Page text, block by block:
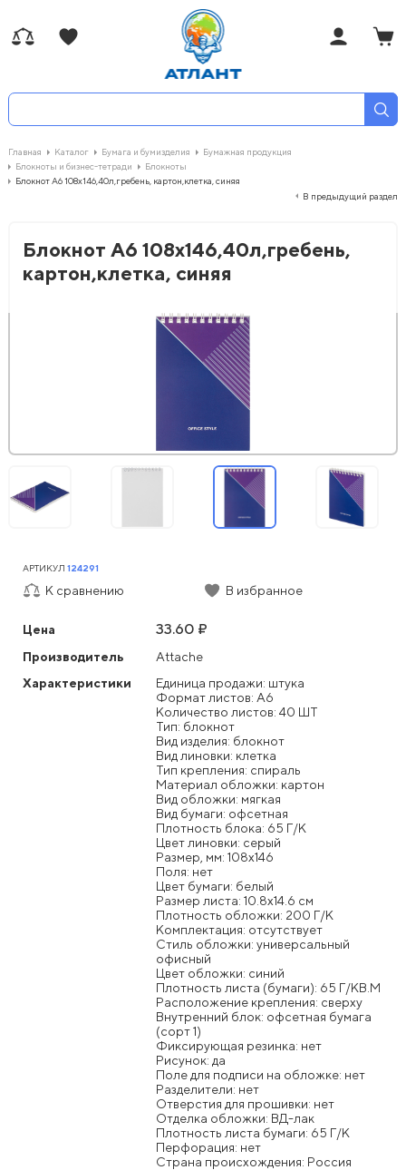
Главная Каталог Бумага и бумизделия
Бумажная продукция
Блокноты и бизнес-тетради
Блокноты
Блокнот А6 108x146,40л,гребень, картон,клетка, синяя
В предыдущий раздел
Блокнот А6 108x146,40л,гребень,
картон,клетка, синяя
Цена 33.60 ₽
Производитель
Attache
Характеристики
Единица продажи: штука
Формат листов: А6
Количество листов: 40 ШТ
Тип: блокнот
Вид изделия: блокнот
Вид линовки: клетка
Тип крепления: спираль
Материал обложки: картон
Вид обложки: мягкая
Вид бумаги: офсетная
Плотность блока: 65 Г/К
Цвет линовки: серый
Размер, мм: 108x146
Поля: нет
Цвет бумаги: белый
Размер листа: 10.8x14.6 см
Плотность обложки: 200 Г/К
Комплектация: отсутствует
Стиль обложки: универсальный
офисный
Цвет обложки: синий
Плотность листа (бумаги): 65 Г/КВ.М
Расположение крепления: сверху
Внутренний блок: офсетная бумага
(сорт 1)
Фиксирующая резинка: нет
Рисунок: да
Поле для подписи на обложке: нет
Разделители: нет
Отверстия для прошивки: нет
Отделка обложки: ВД-лак
Плотность листа бумаги: 65 Г/К
Перфорация: нет
Страна происхождения: Россия
АРТИКУЛ 124291
К сравнению В избранное